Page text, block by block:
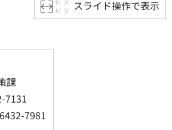
スライド操作で表示
課
7131
7981